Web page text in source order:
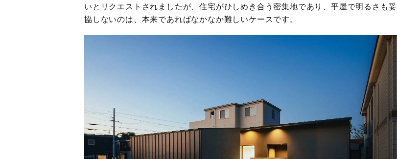
いとリクエストされましたが、住宅がひしめき合う密集地であり、平屋で明るさも妥
協しないのは、本来であればなかなか難しいケースです。